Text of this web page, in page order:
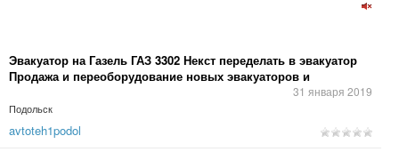
Эвакуатор на Газель ГАЗ 3302 Некст переделать в эвакуатор
Продажа и переоборудование новых эвакуаторов и
эвакуаторных платформ, переделка а/м Газель б/у в
эвакуатор.
31 января 2019
Подольск
avtoteh1podol